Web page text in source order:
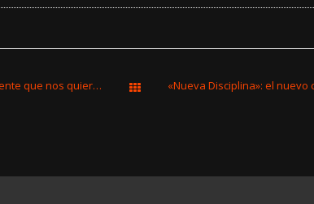
Traidores: “Tocamos cuando sentimos que hay gente que nos quiere escuchar” All Works